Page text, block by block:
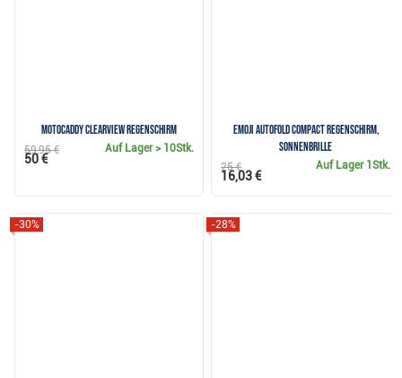
Motocaddy Clearview Regenschirm
Auf Lager> 10Stk.
59,95 €
50 €
Emoji AutoFold Compact Regenschirm,
Sonnenbrille
Auf Lager 1Stk.
25 €
16,03 €
-30% -28%